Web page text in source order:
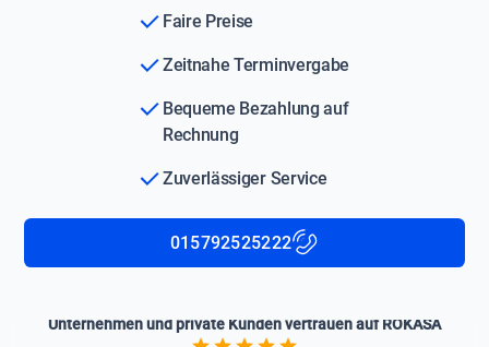
Faire Preise
Zeitnahe Terminvergabe
Bequeme Bezahlung auf
Rechnung
Zuverlässiger Service
015792525222
Unternehmen und private Kunden vertrauen auf ROKASA